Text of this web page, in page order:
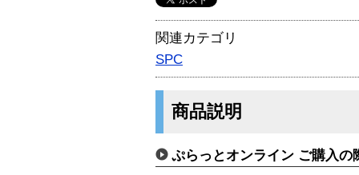
関連カテゴリ
SPC
商品説明
ぷらっとオンライン ご購入の